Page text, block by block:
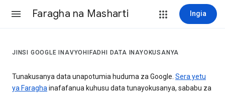
Faragha na Masharti Ingia
JINSI GOOGLE INAVYOHIFADHI DATA INAYOKUSANYA
Tunakusanya data unapotumia huduma za Google. Sera yetu
ya Faraghainafafanua kuhusu data tunayokusanya, sababu za